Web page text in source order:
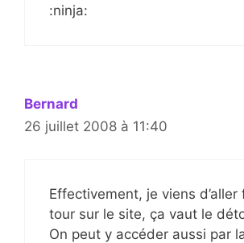
:ninja:
Bernard
26 juillet 2008 à 11:40
Effectivement, je viens d’aller
tour sur le site, ça vaut le
On peut y accéder aussi par